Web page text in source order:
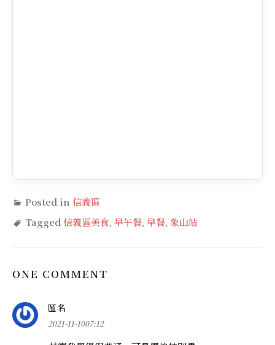
Posted in 信義區
Tagged 信義區美食, 早午餐, 早餐, 象山站
ONE COMMENT
匿名
示:
2021-11-1007:12